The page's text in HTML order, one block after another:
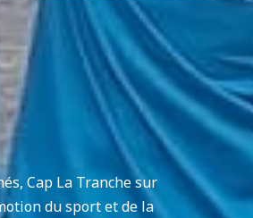
Cap La Tranche sur
du sport et de la